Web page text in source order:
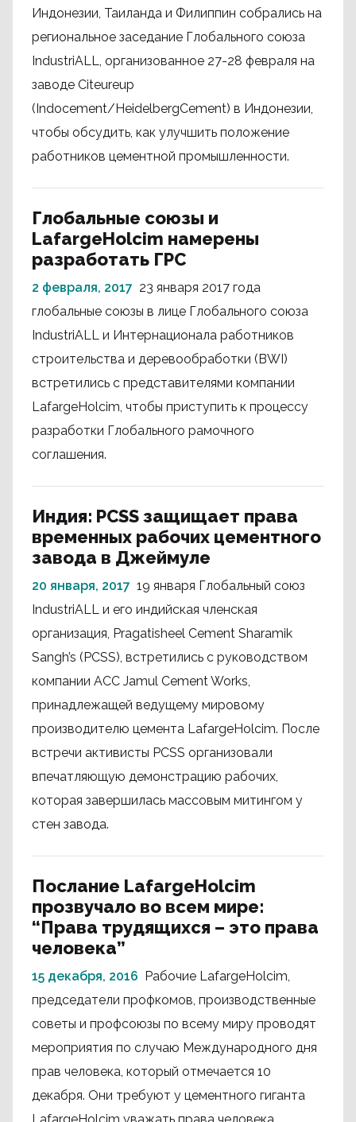
Индонезии, Таиланда и Филиппин собрались на
региональное заседание Глобального союза
IndustriALL, организованное 27-28 февраля на
заводе Citeureup
(Indocement/HeidelbergCement) в Индонезии,
чтобы обсудить, как улучшить положение
работников цементной промышленности.
Глобальные союзы и
LafargeHolcim намерены
разработать ГРС
2 февраля, 2017 23 января 2017 года
глобальные союзы в лице Глобального союза
IndustriALL и Интернационала работников
строительства и деревообработки (BWI)
встретились с представителями компании
LafargeHolcim, чтобы приступить к процессу
разработки Глобального рамочного
соглашения.
Индия: PCSS защищает права
временных рабочих цементного
завода в Джеймуле
20 января, 2017 19 января Глобальный союз
IndustriALL и его индийская членская
организация, Pragatisheel Cement Sharamik
Sangh’s (PCSS), встретились с руководством
компании ACC Jamul Cement Works,
принадлежащей ведущему мировому
производителю цемента LafargeHolcim. После
встречи активисты PCSS организовали
впечатляющую демонстрацию рабочих,
которая завершилась массовым митингом у
стен завода.
Послание LafargeHolcim
прозвучало во всем мире:
“Права трудящихся – это права
человека”
15 декабря, 2016 Рабочие LafargeHolcim,
председатели профкомов, производственные
советы и профсоюзы по всему миру проводят
мероприятия по случаю Международного дня
прав человека, который отмечается 10
декабря. Они требуют у цементного гиганта